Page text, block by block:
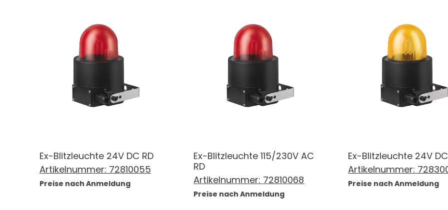
Ex-Blitzleuchte 24V DC RD
Artikelnummer: 72810055
Preise nach Anmeldung
Ex-Blitzleuchte 115/230V AC
RD
Artikelnummer: 72810068
Preise nach Anmeldung
Ex-Blitzleuchte 24V DC
Artikelnummer:
Preise nach Anmeldung